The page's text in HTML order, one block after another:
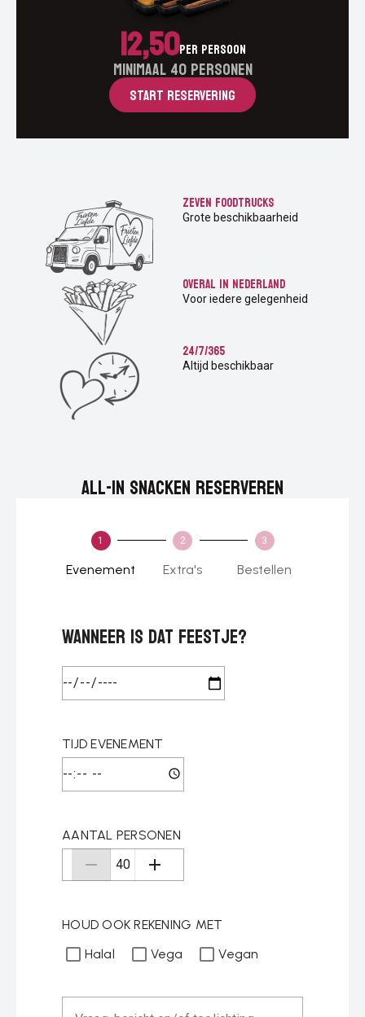
12,50Per persoon
Minimaal 40 personen
START RESERVERING
Zeven foodtrucks
Grote beschikbaarheid
Overal in Nederland
Voor iedere gelegenheid
24/7/365
Altijd beschikbaar
All-in snacken reserveren